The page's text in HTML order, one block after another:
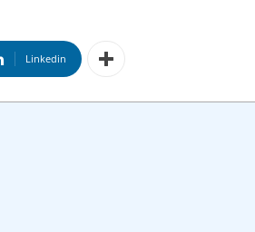
Linkedin